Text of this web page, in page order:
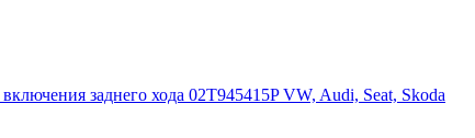
заднего хода 02T945415P VW, Audi, Seat, Skoda